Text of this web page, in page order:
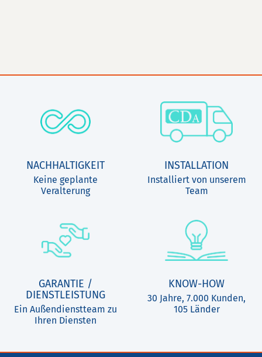
NACHHALTIGKEIT
Keine geplante
Veralterung
INSTALLATION
Installiert von unserem
Team
GARANTIE /
DIENSTLEISTUNG
Ein Außendienstteam zu
Ihren Diensten
KNOW-HOW
30 Jahre, 7.000 Kunden,
105 Länder